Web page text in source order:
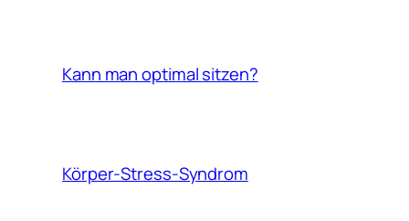
Kann man optimal sitzen?
Körper-Stress-Syndrom